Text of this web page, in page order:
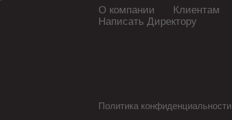
О компании Клиентам
Написать Директору
Политика конфиденциальности